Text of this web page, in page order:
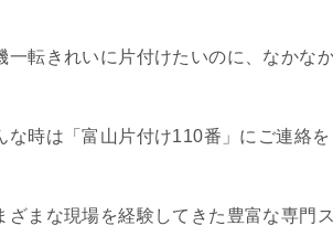
一転きれいに片付けたいのに、なかな
な時は「富山片付け110番」にご連絡
ざまな現場を経験してきた豊富な専門